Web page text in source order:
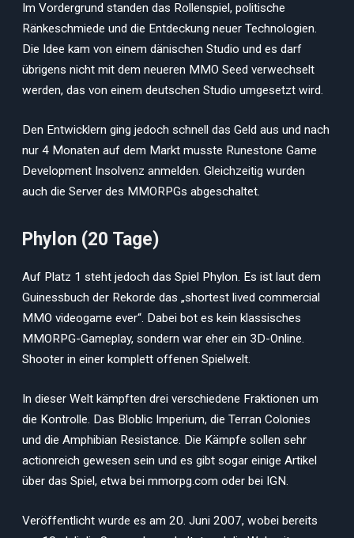
Im Vordergrund standen das Rollenspiel, politische
Ränkeschmiede und die Entdeckung neuer Technologien.
Die Idee kam von einem dänischen Studio und es darf
übrigens nicht mit dem neueren MMO Seed verwechselt
werden, das von einem deutschen Studio umgesetzt wird.
Den Entwicklern ging jedoch schnell das Geld aus und nach
nur 4 Monaten auf dem Markt musste Runestone Game
Development Insolvenz anmelden. Gleichzeitig wurden
auch die Server des MMORPGs abgeschaltet.
Phylon (20 Tage)
Auf Platz 1 steht jedoch das Spiel Phylon. Es ist laut dem
Guinessbuch der Rekorde das „shortest lived commercial
MMO videogame ever“. Dabei bot es kein klassisches
MMORPG-Gameplay, sondern war eher ein 3D-Online.
Shooter in einer komplett offenen Spielwelt.
In dieser Welt kämpften drei verschiedene Fraktionen um
die Kontrolle. Das Bloblic Imperium, die Terran Colonies
und die Amphibian Resistance. Die Kämpfe sollen sehr
actionreich gewesen sein und es gibt sogar einige Artikel
über das Spiel, etwa bei mmorpg.com oder bei IGN.
Veröffentlicht wurde es am 20. Juni 2007, wobei bereits